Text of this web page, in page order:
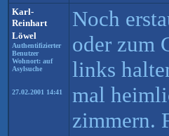
Karl-
Reinhart
Löwel
Authentifizierter
Benutzer
Wohnort: auf
Asylsuche
27.02.2001 14:41
Noch
oder zum
links
mal
zimmern.